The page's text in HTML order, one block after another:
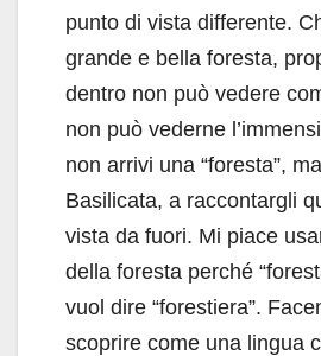
punto di vista differente.
grande e bella foresta,
dentro non può vedere
non può vederne
non arrivi una “foresta”,
Basilicata, a raccontargli
vista da fuori. Mi piace
della foresta perché
vuol dire “forestiera”.
scoprire come una lingua